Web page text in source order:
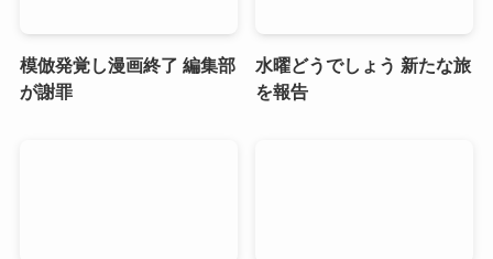
模倣発覚し漫画終了 編集部
が謝罪
水曜どうでしょう 新たな旅
を報告